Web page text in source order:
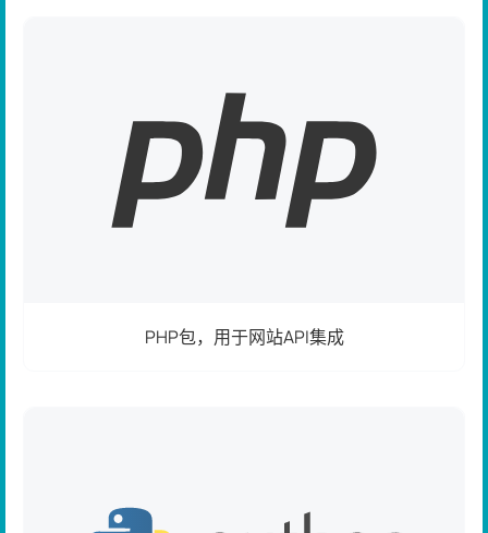
PHP包，用于网站API集成